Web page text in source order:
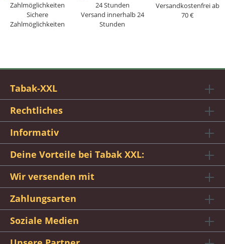
Sichere
Zahlmöglichkeiten
Versand innerhalb 24
Stunden
Versandkostenfrei ab
70 €
Tabak-XXL
Rechtliches
Informativ
Deine Vorteile bei Tabak XXL:
Wir versenden mit
Zahlungsarten
Soziale Medien